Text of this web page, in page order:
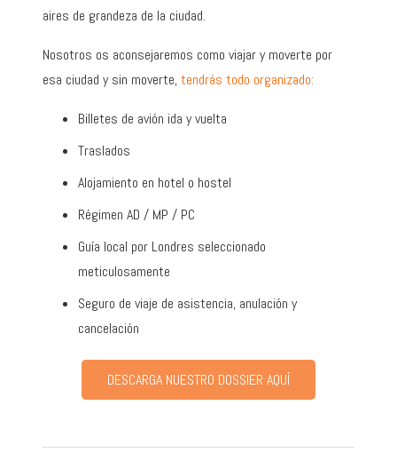
aires de grandeza de la ciudad.
Nosotros os aconsejaremos como viajar y moverte por
esa ciudad y sin moverte, tendrás todo organizado:
Billetes de avión ida y vuelta
Traslados
Alojamiento en hotel o hostel
Régimen AD / MP / PC
Guía local por Londres seleccionado
meticulosamente
Seguro de viaje de asistencia, anulación y
cancelación
DESCARGA NUESTRO DOSSIER AQUÍ